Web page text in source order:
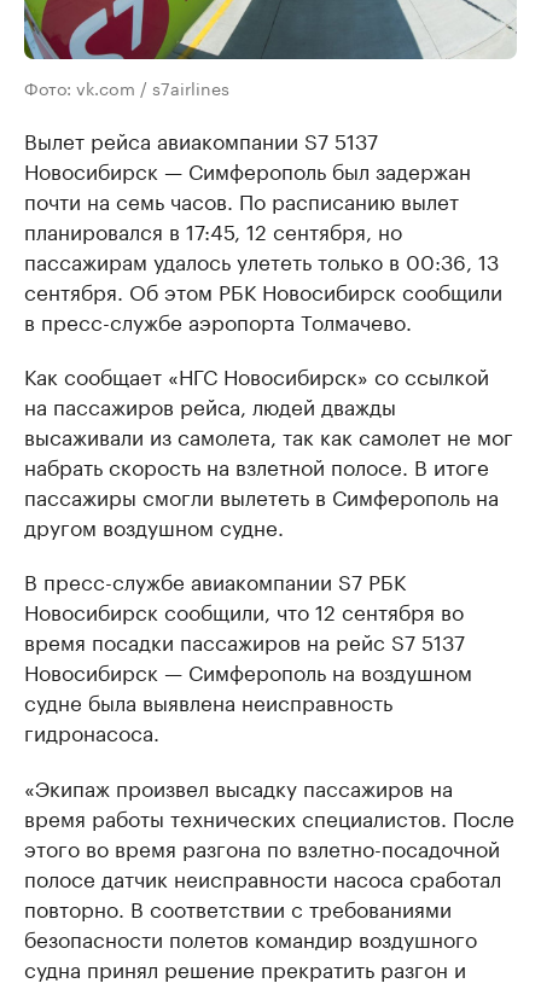
Фото: vk.com / s7airlines
Вылет рейса авиакомпании S7 5137
Новосибирск — Симферополь был задержан
почти на семь часов. По расписанию вылет
планировался в 17:45, 12 сентября, но
пассажирам удалось улететь только в 00:36, 13
сентября. Об этом РБК Новосибирск сообщили
в пресс-службе аэропорта Толмачево.
Как сообщает «НГС Новосибирск» со ссылкой
на пассажиров рейса, людей дважды
высаживали из самолета, так как самолет не мог
набрать скорость на взлетной полосе. В итоге
пассажиры смогли вылететь в Симферополь на
другом воздушном судне.
В пресс-службе авиакомпании S7 РБК
Новосибирск сообщили, что 12 сентября во
время посадки пассажиров на рейс S7 5137
Новосибирск — Симферополь на воздушном
судне была выявлена неисправность
гидронасоса.
«Экипаж произвел высадку пассажиров на
время работы технических специалистов. После
этого во время разгона по взлетно-посадочной
полосе датчик неисправности насоса сработал
повторно. В соответствии с требованиями
безопасности полетов командир воздушного
судна принял решение прекратить разгон и